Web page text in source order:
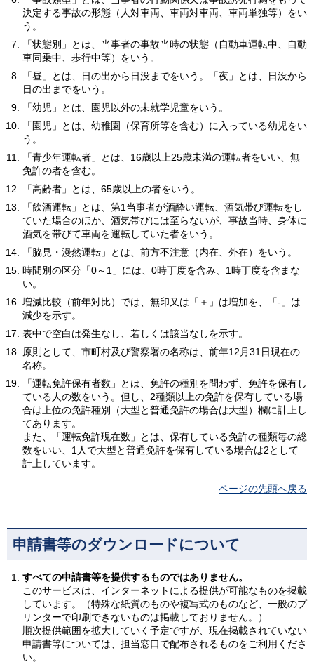
決定する事故の形態（人対車両、車両対車両、車両単独等）をい
う。
「状態別」とは、当事者の事故当時の状態（自動車運転中、自動
車同乗中、歩行中等）をいう。
「昼」とは、日の出から日没までをいう。「夜」とは、日没から
日の出までをいう。
「幼児」とは、園児以外の未就学児童をいう。
「園児」とは、幼稚園（保育所等を含む）に入っている幼児をい
う。
「青少年運転者」とは、16歳以上25歳未満の運転者をいい、無
免許の者を含む。
「高齢者」とは、65歳以上の者をいう。
「飲酒運転」とは、第1当事者が酒酔い運転、酒気帯び運転をし
ていた場合のほか、酒気帯びには至らないが、事故当時、身体に
酒気を帯びて車両を運転していた者をいう。
「脇見・漫然運転」とは、前方不注意（内在、外在）をいう。
時間別の区分「0～1」には、0時丁度を含み、1時丁度を含まな
い。
増減比較（前年対比）では、無印又は「＋」は増加を、「-」は
減少を示す。
表中で空白は発生なし、若しくは該当なしを示す。
原則として、市町村及び警察署の名称は、前年12月31日現在の
名称。
「運転免許保有者数」とは、免許の種別を問わず、免許を保有し
ている人の数をいう。但し、2種類以上の免許を保有している場
合は上位の免許種別（大型と普通免許の場合は大型）欄に計上し
てあります。
また、「運転免許現在数」とは、保有している免許の種類毎の総
数をいい、1人で大型と普通免許を保有している場合は2として
計上しています。
ページの先頭へ戻る
申請書等のダウンロードについて
すべての申請書等を提供するものではありません。
このサービスは、インターネットによる提供が可能なものを掲載
しています。（特殊な紙質のものや複写式のものなど、一般のプ
リンターで印刷できないものは掲載しておりません。）
順次提供範囲を拡大していく予定ですが、現在掲載されていない
申請書等については、担当窓口で配布されるものをご利用くださ
い。